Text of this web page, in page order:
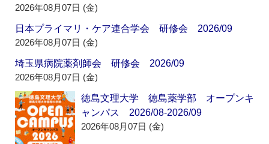
2026年08月07日 (金)
日本プライマリ・ケア連合学会 研修会 2026/09
2026年08月07日 (金)
埼玉県病院薬剤師会 研修会 2026/09
2026年08月07日 (金)
徳島文理大学 徳島薬学部 オープンキ
ャンパス 2026/08-2026/09
2026年08月07日 (金)